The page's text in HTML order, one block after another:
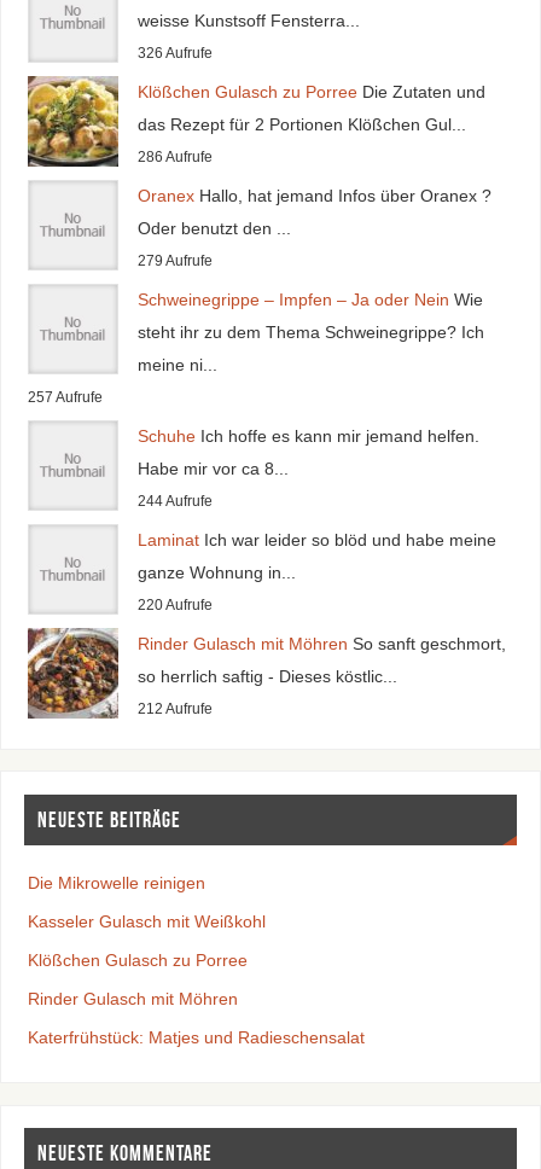
weisse Kunstsoff Fensterra...
326 Aufrufe
Klößchen Gulasch zu Porree Die Zutaten und
das Rezept für 2 Portionen Klößchen Gul...
286 Aufrufe
Oranex Hallo, hat jemand Infos über Oranex ?
Oder benutzt den ...
279 Aufrufe
Schweinegrippe – Impfen – Ja oder Nein Wie
steht ihr zu dem Thema Schweinegrippe? Ich
meine ni...
257 Aufrufe
Schuhe Ich hoffe es kann mir jemand helfen.
Habe mir vor ca 8...
244 Aufrufe
Laminat Ich war leider so blöd und habe meine
ganze Wohnung in...
220 Aufrufe
Rinder Gulasch mit Möhren So sanft geschmort,
so herrlich saftig - Dieses köstlic...
212 Aufrufe
Neueste Beiträge
Die Mikrowelle reinigen
Kasseler Gulasch mit Weißkohl
Klößchen Gulasch zu Porree
Rinder Gulasch mit Möhren
Katerfrühstück: Matjes und Radieschensalat
Neueste Kommentare